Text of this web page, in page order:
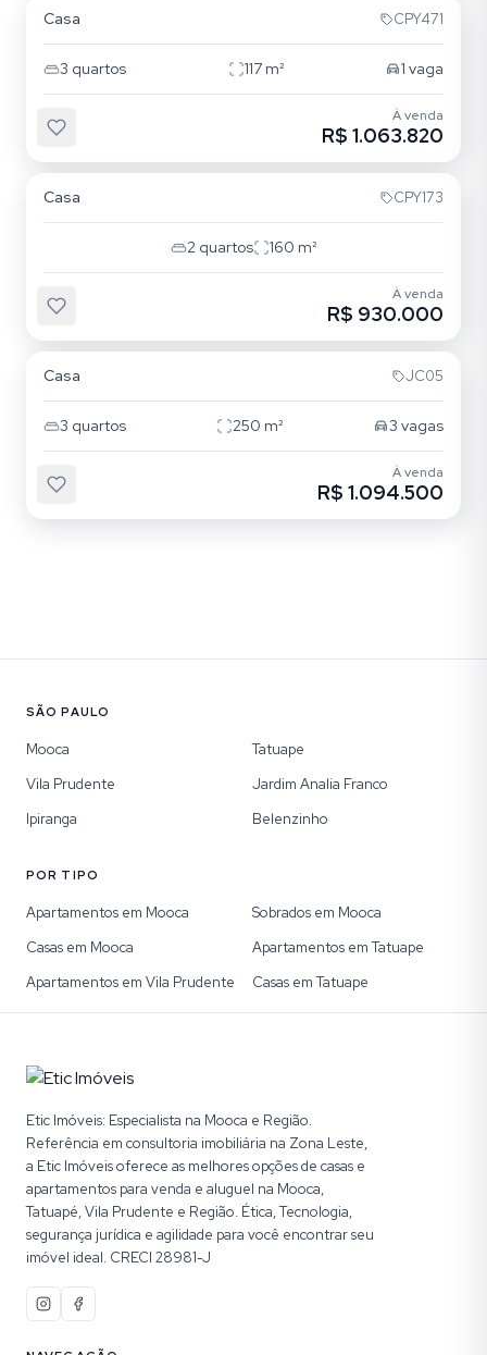
Casa CPY471
3 quartos 117m² 1 vaga
À venda
R$ 1.063.820
Casa CPY173
2 quartos 160 m²
À venda
R$ 930.000
Casa JC05
3 quartos 250 m² 3 vagas
À venda
R$ 1.094.500
SÃO PAULO
Mooca
Tatuape
Vila Prudente
Jardim Analia Franco
Ipiranga
Belenzinho
POR TIPO
Apartamentos em Mooca
Sobrados em Mooca
Casas em Mooca
Apartamentos em Tatuape
Apartamentos em Vila Prudente
Casas em Tatuape
Etic Imóveis: Especialista na Mooca e Região.
Referência em consultoria imobiliária na Zona Leste,
a Etic Imóveis oferece as melhores opções de casas e
apartamentos para venda e aluguel na Mooca,
Tatuapé, Vila Prudente e Região. Ética, Tecnologia,
segurança jurídica e agilidade para você encontrar seu
imóvel ideal. CRECI 28981-J